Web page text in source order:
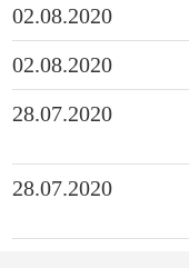
02.08.2020
02.08.2020
28.07.2020
28.07.2020